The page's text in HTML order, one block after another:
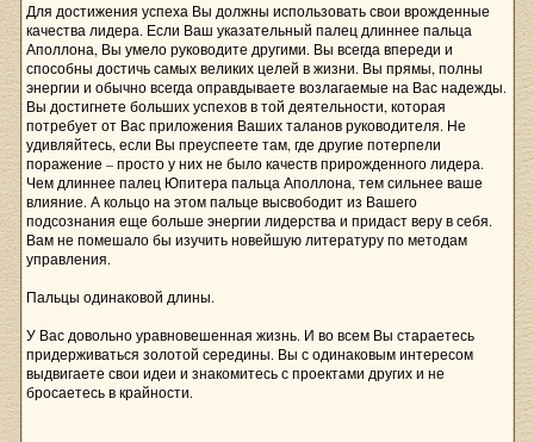
Для достижения успеха Вы должны использовать свои врожденные
качества лидера. Если Ваш указательный палец длиннее пальца
Аполлона, Вы умело руководите другими. Вы всегда впереди и
способны достичь самых великих целей в жизни. Вы прямы, полны
энергии и обычно всегда оправдываете возлагаемые на Вас надежды.
Вы достигнете больших успехов в той деятельности, которая
потребует от Вас приложения Ваших таланов руководителя. Не
удивляйтесь, если Вы преуспеете там, где другие потерпели
поражение – просто у них не было качеств прирожденного лидера.
Чем длиннее палец Юпитера пальца Аполлона, тем сильнее ваше
влияние. А кольцо на этом пальце высвободит из Вашего
подсознания еще больше энергии лидерства и придаст веру в себя.
Вам не помешало бы изучить новейшую литературу по методам
управления.
Пальцы одинаковой длины.
У Вас довольно уравновешенная жизнь. И во всем Вы стараетесь
придерживаться золотой середины. Вы с одинаковым интересом
выдвигаете свои идеи и знакомитесь с проектами других и не
бросаетесь в крайности.